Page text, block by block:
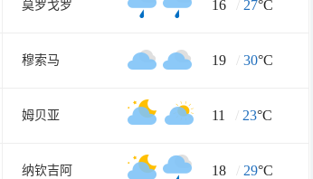
莫罗戈罗 16 / 27°C
穆索马 19 / 30°C
姆贝亚 11 / 23°C
纳钦吉阿 18 / 29°C